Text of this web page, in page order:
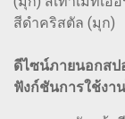
สีดำคริสตัล (มุก)
ดีไซน์ภายนอกสป
ฟังก์ชันการใช้งา